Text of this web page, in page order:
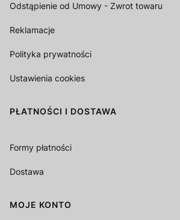
Odstąpienie od Umowy - Zwrot towaru
Reklamacje
Polityka prywatności
Ustawienia cookies
PŁATNOŚCI I DOSTAWA
Formy płatności
Dostawa
MOJE KONTO